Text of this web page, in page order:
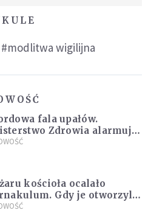
#modlitwa wigilijna
fala upałów.
Zdrowia alarmuje
z czerwca
kościoła ocalało
Gdy je otworzyli,
świeżego chleba